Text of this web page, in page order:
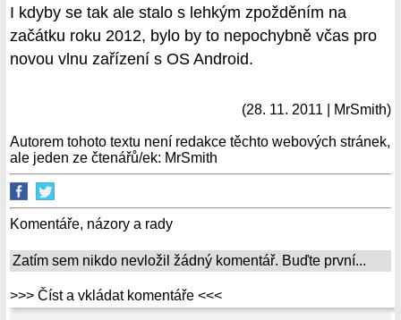
I kdyby se tak ale stalo s lehkým zpožděním na
začátku roku 2012, bylo by to nepochybně včas pro
novou vlnu zařízení s OS Android.
(28. 11. 2011 | MrSmith)
Autorem tohoto textu není redakce těchto webových stránek,
ale jeden ze čtenářů/ek: MrSmith
Komentáře, názory a rady
Zatím sem nikdo nevložil žádný komentář. Buďte první...
>>> Číst a vkládat komentáře <<<